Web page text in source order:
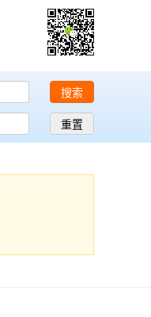
搜索
重置